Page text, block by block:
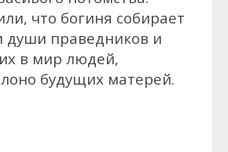
что богиня собирает
души праведников и
в мир людей,
будущих матерей.